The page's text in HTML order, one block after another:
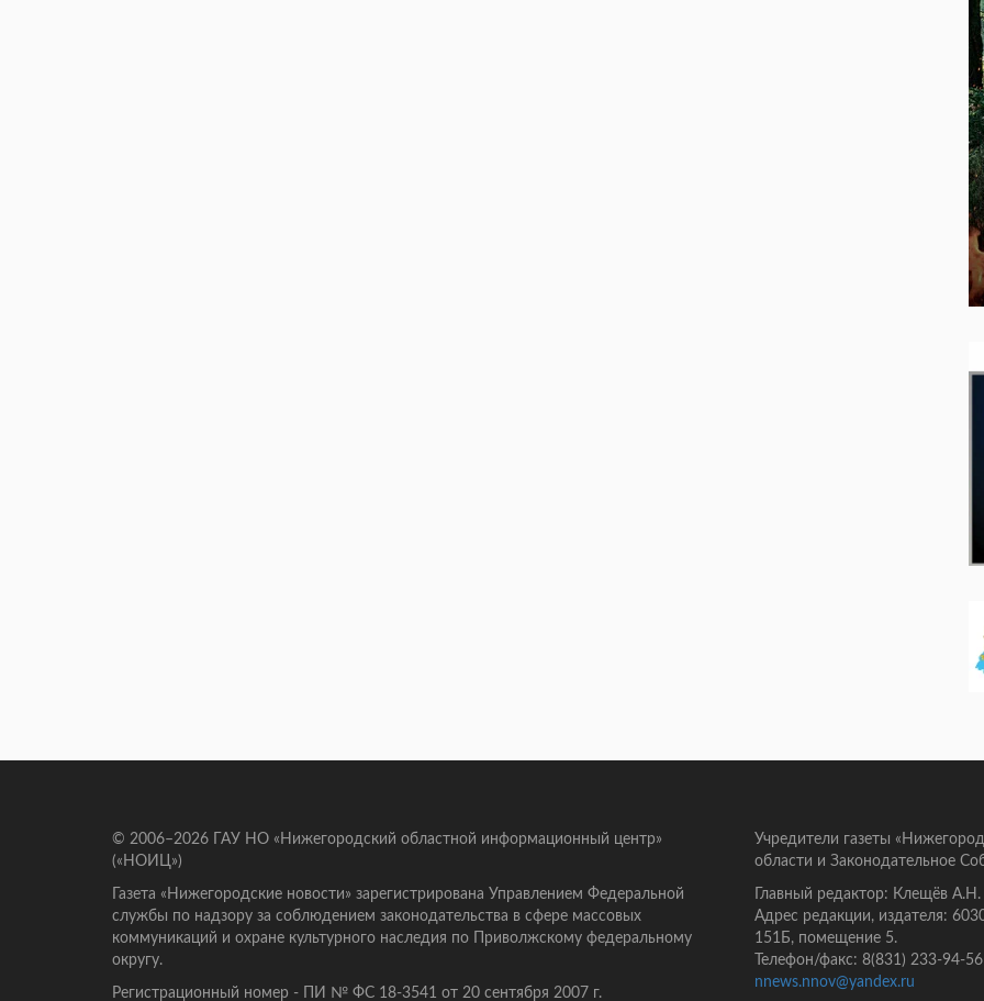
© 2006–2026 ГАУ НО «Нижегородский областной информационный центр»
(«НОИЦ»)
Газета «Нижегородские новости» зарегистрирована Управлением Федеральной
службы по надзору за соблюдением законодательства в сфере массовых
коммуникаций и охране культурного наследия по Приволжскому федеральному
округу.
Регистрационный номер - ПИ № ФС 18-3541 от 20 сентября 2007 г.
Учредители газеты
области и Законодательное
Главный редактор: Клещёв А.Н.
Адрес редакции, издателя:
151Б, помещение 5.
Телефон/факс: 8(831) 233-94-
nnews.nnov@yandex.ru